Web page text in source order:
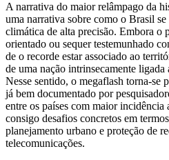
A narrativa do maior relâmpago da
uma narrativa sobre como o Brasil
climática de alta precisão. Embora o
orientado ou sequer testemunhado
de o recorde estar associado ao
de uma nação intrinsecamente ligada
Nesse sentido, o megaflash torna‑se
já bem documentado por
entre os países com maior incidência
consigo desafios concretos em
planejamento urbano e proteção de
telecomunicações.